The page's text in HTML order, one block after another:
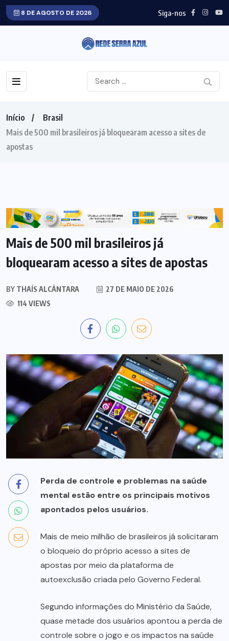
8 DE AGOSTO DE 2026 Siga-nos
Início
Brasil
Mais de 500 mil brasileiros já bloquearam acesso a sites de
apostas
BRASIL
Mais de 500 mil brasileiros já
bloquearam acesso a sites de apostas
BY THAÍS ALCÂNTARA
27 DE MAIO DE 2026
114 VIEWS
Perda de controle e problemas na saúde
mental estão entre os principais motivos
apontados pelos usuários.
Mais de meio milhão de brasileiros já solicitaram
o bloqueio do próprio acesso a sites de
apostas por meio da plataforma de
autoexclusão criada pelo Governo Federal.
Segundo informações do Ministério da Saúde,
quase metade dos usuários apontou a perda de
controle sobre o jogo e os impactos na saúde